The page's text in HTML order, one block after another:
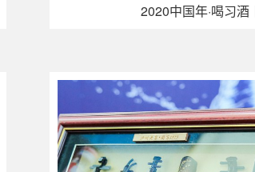
2020中国年·喝习